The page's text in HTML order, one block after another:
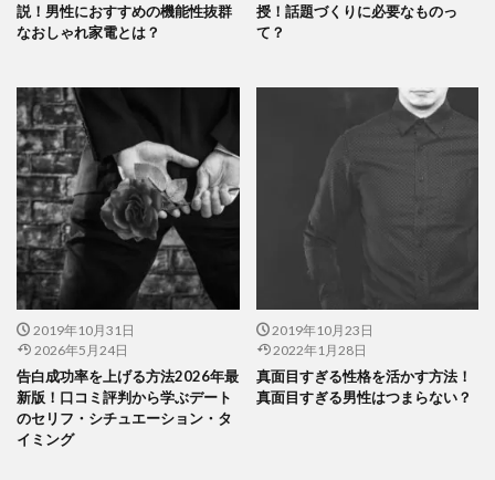
説！男性におすすめの機能性抜群
なおしゃれ家電とは？
授！話題づくりに必要なものっ
て？
2019年10月31日
2026年5月24日
告白成功率を上げる方法2026年最
新版！口コミ評判から学ぶデート
のセリフ・シチュエーション・タ
イミング
2019年10月23日
2022年1月28日
真面目すぎる性格を活かす方法！
真面目すぎる男性はつまらない？